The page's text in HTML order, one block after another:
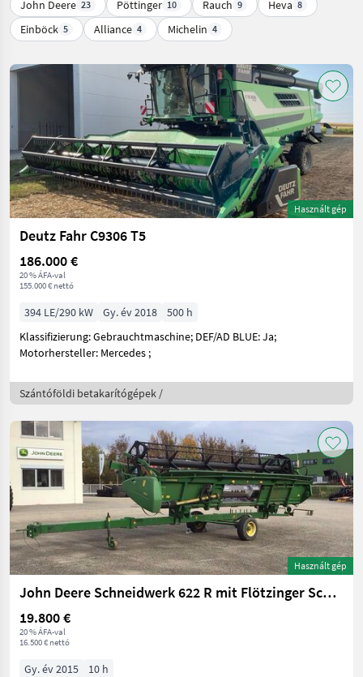
John Deere 23 Pöttinger 10 Rauch 9 Heva 8
Einböck 5 Alliance 4 Michelin 4
Használt gép
Deutz Fahr C9306 T5
186.000 €
20 % ÁFA-val
155.000 € nettó
394 LE/290 kW Gy. év 2018
500 h
Klassifizierung: Gebrauchtmaschine; DEF/AD BLUE: Ja;
Motorhersteller: Mercedes ;
Szántóföldi betakarítógépek /
Használt gép
John Deere Schneidwerk 622 R mit Flötzinger Schneidwerkswag
19.800 €
20 % ÁFA-val
16.500 € nettó
Gy. év 2015
10 h